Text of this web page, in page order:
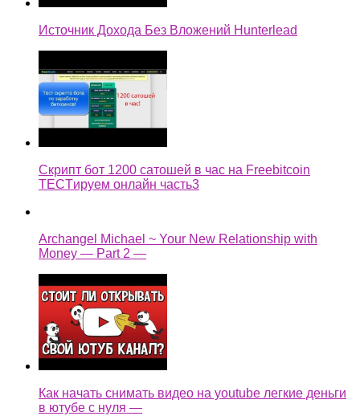
Источник Дохода Без Вложений Hunterlead
Скрипт бот 1200 сатошей в час на Freebitcoin
TECTируем онлайн часть3
Archangel Michael ~ Your New Relationship with
Money — Part 2 —
Как начать снимать видео на youtube легкие деньги
в ютубе с нуля —